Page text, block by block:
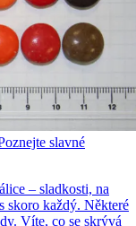
slavné
– sladkosti, na
skoro každý. Některé
Víte, co se skrývá